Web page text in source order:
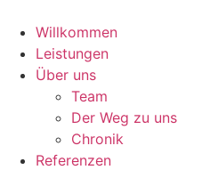
Inhalt
springen
Willkommen
Leistungen
Über uns
Team
Der Weg zu uns
Chronik
Referenzen